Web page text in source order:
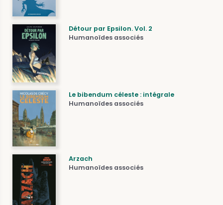
Détour par Epsilon. Vol. 2
Humanoïdes associés
Le bibendum céleste : intégrale
Humanoïdes associés
Arzach
Humanoïdes associés